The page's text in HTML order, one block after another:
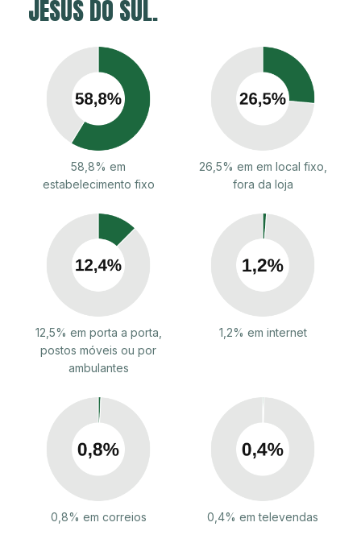
JESUS DO SUL.
58,8% em
estabelecimento fixo
26,5% em em local fixo,
fora da loja
12,5% em porta a porta,
postos móveis ou por
ambulantes
1,2% em internet
0,8% em correios 0,4% em televendas